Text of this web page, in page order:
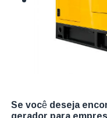
Se você deseja